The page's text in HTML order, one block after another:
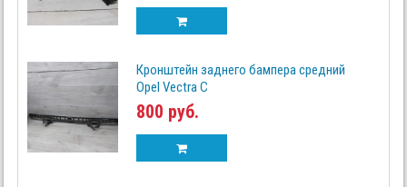
Кронштейн заднего бампера средний
Opel Vectra C
800 руб.